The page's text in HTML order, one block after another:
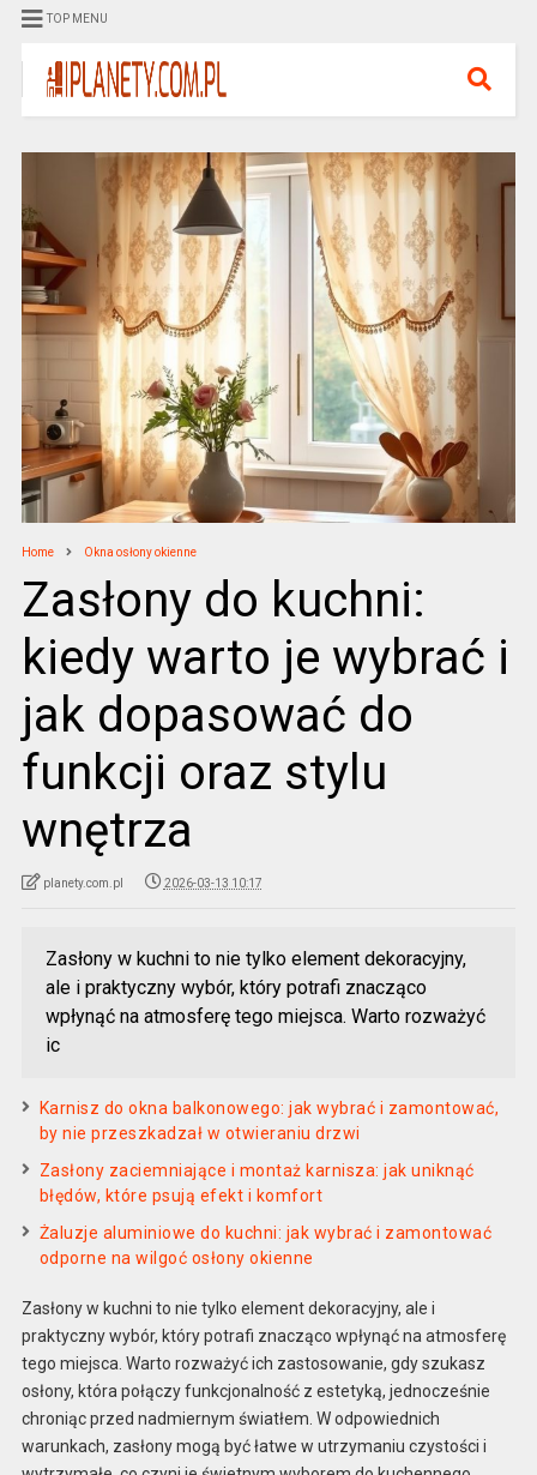
TOP MENU
Home Okna osłony okienne
Zasłony do kuchni:
kiedy warto je wybrać i
jak dopasować do
funkcji oraz stylu
wnętrza
planety.com.pl 2026-03-13 10:17
Zasłony w kuchni to nie tylko element dekoracyjny,
ale i praktyczny wybór, który potrafi znacząco
wpłynąć na atmosferę tego miejsca. Warto rozważyć
ic
Karnisz do okna balkonowego: jak wybrać i zamontować,
by nie przeszkadzał w otwieraniu drzwi
Zasłony zaciemniające i montaż karnisza: jak uniknąć
błędów, które psują efekt i komfort
Żaluzje aluminiowe do kuchni: jak wybrać i zamontować
odporne na wilgoć osłony okienne
Zasłony w kuchni to nie tylko element dekoracyjny, ale i
praktyczny wybór, który potrafi znacząco wpłynąć na atmosferę
tego miejsca. Warto rozważyć ich zastosowanie, gdy szukasz
osłony, która połączy funkcjonalność z estetyką, jednocześnie
chroniąc przed nadmiernym światłem. W odpowiednich
warunkach, zasłony mogą być łatwe w utrzymaniu czystości i